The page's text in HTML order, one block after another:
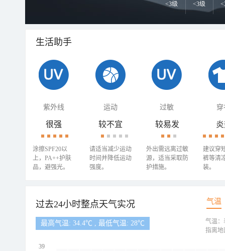
<3级 <3级
生活助手
紫外线 运动 过敏 穿
很强
涂擦SPF20以
上，PA++护肤
品，避强光。
较不宜
请适当减少运动
时间并降低运动
强度。
较易发
外出需远离过敏
源，适当采取防
护措施。
建议穿
裤等清
装。
过去24小时整点天气实况 气温
最高气温: 34.4℃ , 最低气温: 28℃
39
气温：
指离地